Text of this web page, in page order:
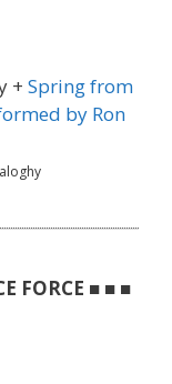
+ Spring from
by Ron
FORCE ■ ■ ■